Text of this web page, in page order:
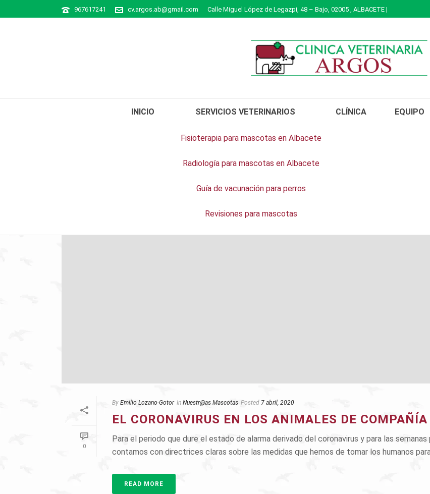
967617241 cv.argos.ab@gmail.com Calle Miguel López de Legazpi, 48 – Bajo, 02005 , ALBACETE |
INICIO SERVICIOS VETERINARIOS
Fisioterapia para mascotas en Albacete
Radiología para mascotas en Albacete
Guía de vacunación para perros
Revisiones para mascotas
CLÍNICA EQUIPO
0
By Emilio Lozano-Gotor In Nuestr@as Mascotas Posted 7 abril, 2020
EL CORONAVIRUS EN LOS ANIMALES DE COMPAÑÍA
Para el periodo que dure el estado de alarma derivado del coronavirus y para las
contamos con directrices claras sobre las medidas que hemos de tomar los humanos para
READ MORE